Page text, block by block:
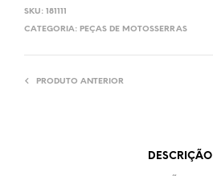
SKU: 181111
CATEGORIA: PEÇAS DE MOTOSSERRAS
PRODUTO ANTERIOR
DESCRIÇÃO